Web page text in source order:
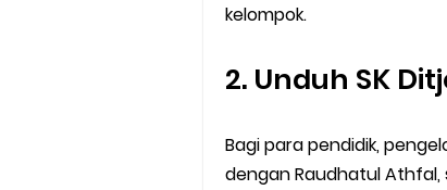
kelompok.
2. Unduh SK
Bagi para pendidik,
dengan Raudhatul Athfal,